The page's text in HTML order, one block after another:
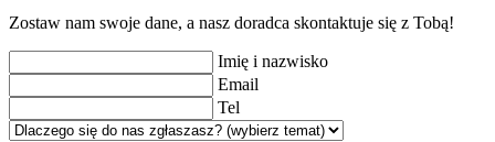
Zostaw nam swoje dane, a nasz doradca skontaktuje się z Tobą!
Imię i nazwisko
Email
Tel